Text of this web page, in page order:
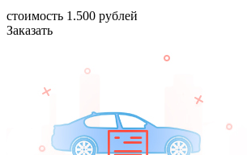
стоимость 1.500 рублей
Заказать